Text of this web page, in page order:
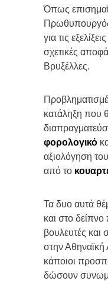
Όπως
Πρωθυπουργός
για τις
σχετικές
Βρυξέλλες.
κατάληξη που
φορολογικό
αξιολόγηση
από το
Τα δυο αυτά
και στο
βουλευτές και
στην
κάποιοι
δώσουν